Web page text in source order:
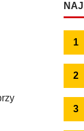
1
2
3